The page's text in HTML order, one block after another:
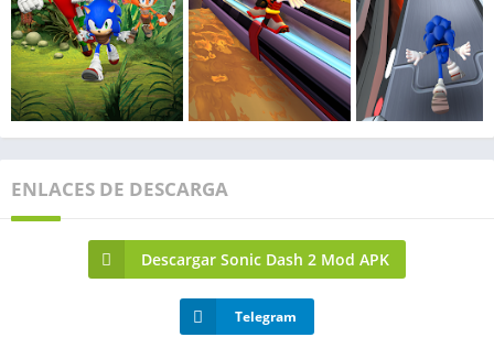
ENLACES DE DESCARGA
Descargar Sonic Dash 2 Mod APK
Telegram